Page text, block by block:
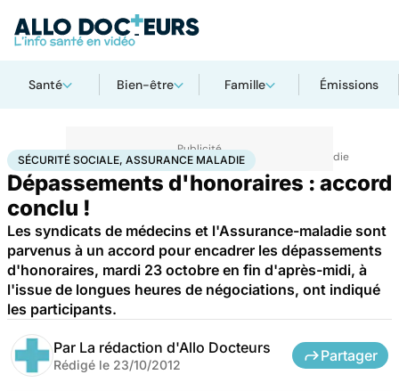
Santé Bien-être Famille Émissions
AccueilSantéSociété ÉconomieSécurité sociale, assurance maladie
SÉCURITÉ SOCIALE, ASSURANCE MALADIE
Dépassements d'honoraires : accord
conclu !
Les syndicats de médecins et l'Assurance-maladie sont
parvenus à un accord pour encadrer les dépassements
d'honoraires, mardi 23 octobre en fin d'après-midi, à
l'issue de longues heures de négociations, ont indiqué
les participants.
Par La rédaction d'Allo Docteurs
Rédigé le 23/10/2012
Partager